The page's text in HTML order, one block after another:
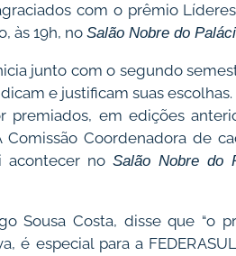
com o prêmio
às 19h, no Salão Nobre do
junto com o segundo
e justificam suas escolhas.
premiados, em edições
Comissão Coordenadora de
acontecer noSalão Nobre do
Sousa Costa, disse que “o
é especial para a